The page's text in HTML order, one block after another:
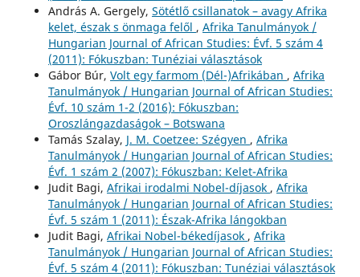
András A. Gergely, Sötétlő csillanatok – avagy Afrika
kelet, észak s önmaga felől , Afrika Tanulmányok /
Hungarian Journal of African Studies: Évf. 5 szám 4
(2011): Fókuszban: Tunéziai választások
Gábor Búr, Volt egy farmom (Dél-)Afrikában , Afrika
Tanulmányok / Hungarian Journal of African Studies:
Évf. 10 szám 1-2 (2016): Fókuszban:
Oroszlángazdaságok – Botswana
Tamás Szalay, J. M. Coetzee: Szégyen , Afrika
Tanulmányok / Hungarian Journal of African Studies:
Évf. 1 szám 2 (2007): Fókuszban: Kelet-Afrika
Judit Bagi, Afrikai irodalmi Nobel-díjasok , Afrika
Tanulmányok / Hungarian Journal of African Studies:
Évf. 5 szám 1 (2011): Észak-Afrika lángokban
Judit Bagi, Afrikai Nobel-békedíjasok , Afrika
Tanulmányok / Hungarian Journal of African Studies:
Évf. 5 szám 4 (2011): Fókuszban: Tunéziai választások